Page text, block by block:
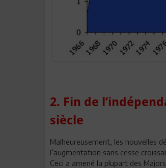
2. Fin de
siècle
Malheureusement, les nouvelles
l’augmentation sans cesse
Ceci a amené la plupart des